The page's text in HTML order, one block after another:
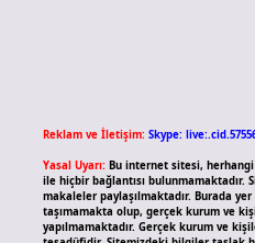
Reklam ve İletişim: Skype:
Yasal Uyarı: Bu internet sitesi,
ile hiçbir bağlantısı bulunmamaktadır.
makaleler paylaşılmaktadır. Burada
taşımamakta olup, gerçek kurum ve
yapılmamaktadır. Gerçek kurum ve